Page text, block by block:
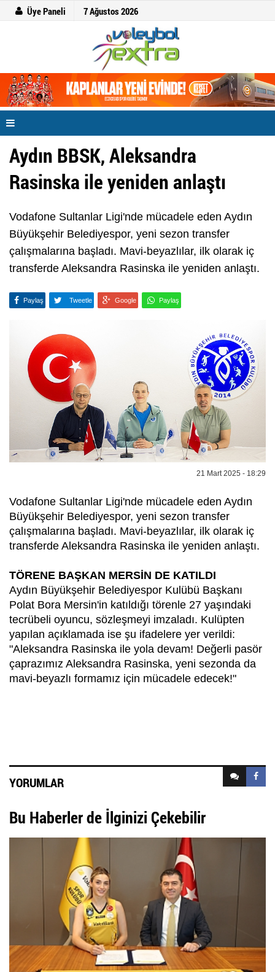
Üye Paneli 7 Ağustos 2026
Aydın BBSK, Aleksandra
Rasinska ile yeniden anlaştı
Vodafone Sultanlar Ligi'nde mücadele eden Aydın
Büyükşehir Belediyespor, yeni sezon transfer
çalışmalarına başladı. Mavi-beyazlılar, ilk olarak iç
transferde Aleksandra Rasinska ile yeniden anlaştı.
Paylaş Tweetle Google Paylaş
21 Mart 2025 - 18:29
Vodafone Sultanlar Ligi'nde mücadele eden Aydın
Büyükşehir Belediyespor, yeni sezon transfer
çalışmalarına başladı. Mavi-beyazlılar, ilk olarak iç
transferde Aleksandra Rasinska ile yeniden anlaştı.
TÖRENE BAŞKAN MERSİN DE KATILDI
Aydın Büyükşehir Belediyespor Kulübü Başkanı
Polat Bora Mersin'in katıldığı törenle 27 yaşındaki
tecrübeli oyuncu, sözleşmeyi imzaladı. Kulüpten
yapılan açıklamada ise şu ifadelere yer verildi:
"Aleksandra Rasinska ile yola devam! Değerli pasör
çaprazımız Aleksandra Rasinska, yeni sezonda da
mavi-beyazlı formamız için mücadele edecek!"
YORUMLAR
Bu Haberler de İlginizi Çekebilir